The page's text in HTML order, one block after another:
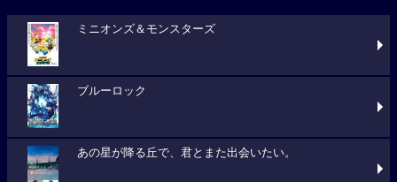
ミニオンズ＆モンスターズ
ブルーロック
あの星が降る丘で、君とまた出会いたい。